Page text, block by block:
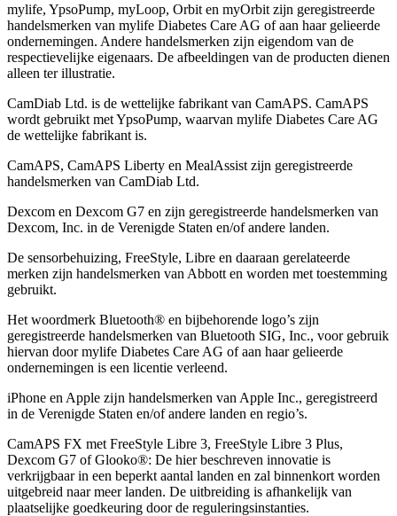
mylife, YpsoPump, myLoop, Orbit en myOrbit zijn geregistreerde
handelsmerken van mylife Diabetes Care AG of aan haar gelieerde
ondernemingen. Andere handelsmerken zĳn eigendom van de
respectievelĳke eigenaars. De afbeeldingen van de producten dienen
alleen ter illustratie.
CamDiab Ltd. is de wettelijke fabrikant van CamAPS. CamAPS
wordt gebruikt met YpsoPump, waarvan mylife Diabetes Care AG
de wettelijke fabrikant is.
CamAPS, CamAPS Liberty en MealAssist zijn geregistreerde
handelsmerken van CamDiab Ltd.
Dexcom en Dexcom G7 en zijn geregistreerde handelsmerken van
Dexcom, Inc. in de Verenigde Staten en/of andere landen.
De sensorbehuizing, FreeStyle, Libre en daaraan gerelateerde
merken zijn handelsmerken van Abbott en worden met toestemming
gebruikt.
Het woordmerk Bluetooth® en bijbehorende logo’s zijn
geregistreerde handelsmerken van Bluetooth SIG, Inc., voor gebruik
hiervan door mylife Diabetes Care AG of aan haar gelieerde
ondernemingen is een licentie verleend.
iPhone en Apple zĳn handelsmerken van Apple Inc., geregistreerd
in de Verenigde Staten en/of andere landen en regio’s.
CamAPS FX met FreeStyle Libre 3, FreeStyle Libre 3 Plus,
Dexcom G7 of Glooko®: De hier beschreven innovatie is
verkrijgbaar in een beperkt aantal landen en zal binnenkort worden
uitgebreid naar meer landen. De uitbreiding is afhankelijk van
plaatselijke goedkeuring door de reguleringsinstanties.